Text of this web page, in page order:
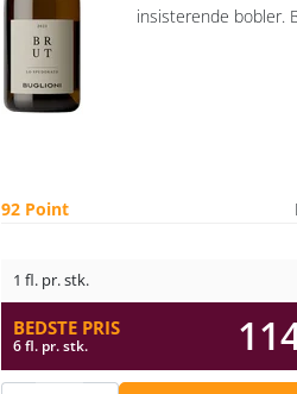
insisterende bobler.
92 Point
1 fl. pr. stk.
BEDSTE PRIS
6 fl. pr. stk.